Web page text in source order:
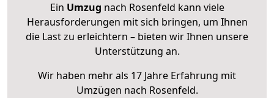
Ein Umzug nach Rosenfeld kann viele
Herausforderungen mit sich bringen, um Ihnen
die Last zu erleichtern – bieten wir Ihnen unsere
Unterstützung an.
Wir haben mehr als 17 Jahre Erfahrung mit
Umzügen nach Rosenfeld.